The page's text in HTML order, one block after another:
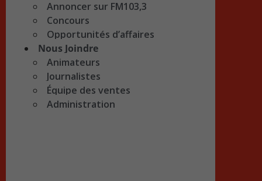
Annoncer sur FM103,3
Concours
Opportunités d’affaires
Nous Joindre
Animateurs
Journalistes
Équipe des ventes
Administration